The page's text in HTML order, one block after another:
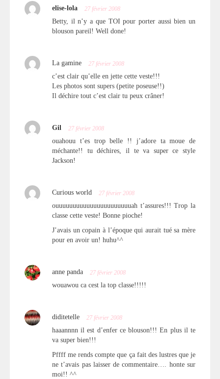
elise-lola 27 février 2008
Betty, il n’y a que TOI pour porter aussi bien un
blouson pareil! Well done!
La gamine 27 février 2008
c’est clair qu’elle en jette cette veste!!!
Les photos sont supers (petite poseuse!!)
Il déchire tout c’est clair tu peux crâner!
Gil 27 février 2008
ouahouu t’es trop belle !! j’adore ta moue de
méchante!! tu déchires, il te va super ce style
Jackson!
Curious world 27 février 2008
ouuuuuuuuuuuuuuuuuuuuuuah t’assures!!! Trop la
classe cette veste! Bonne pioche!
J’avais un copain à l’époque qui aurait tué sa mère
pour en avoir un! huhu^^
anne panda 27 février 2008
wouawou ca cest la top classe!!!!!
diditetelle 27 février 2008
haaannnn il est d’enfer ce blouson!!! En plus il te
va super bien!!!
Pffff me rends compte que ça fait des lustres que je
ne t’avais pas laisser de commentaire…. honte sur
moi!! ^^